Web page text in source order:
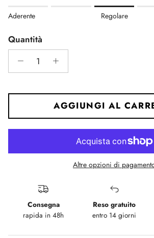
Rating of 1 means Aderente.
Rating of 5 means Morbida.
The rating of this product for "" is 3.
Aderente Regolare
Quantità
AGGIUNGI AL
Altre opzioni di
Consegna
rapida in 48h
Reso gratuito
entro 14 giorni